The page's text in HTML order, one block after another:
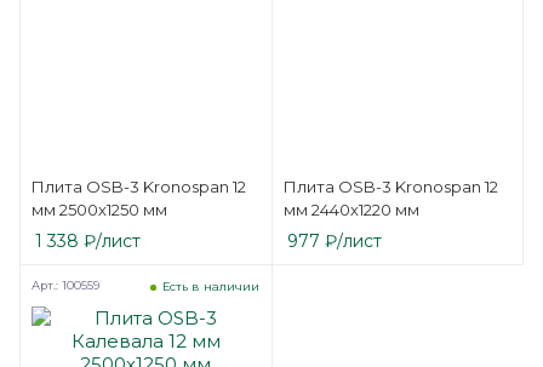
Плита OSB-3 Kronospan 12
мм 2500х1250 мм
1 338 ₽/лист
Плита OSB-3 Kronospan 12
мм 2440х1220 мм
977 ₽/лист
Есть в наличии
Арт.: 100559